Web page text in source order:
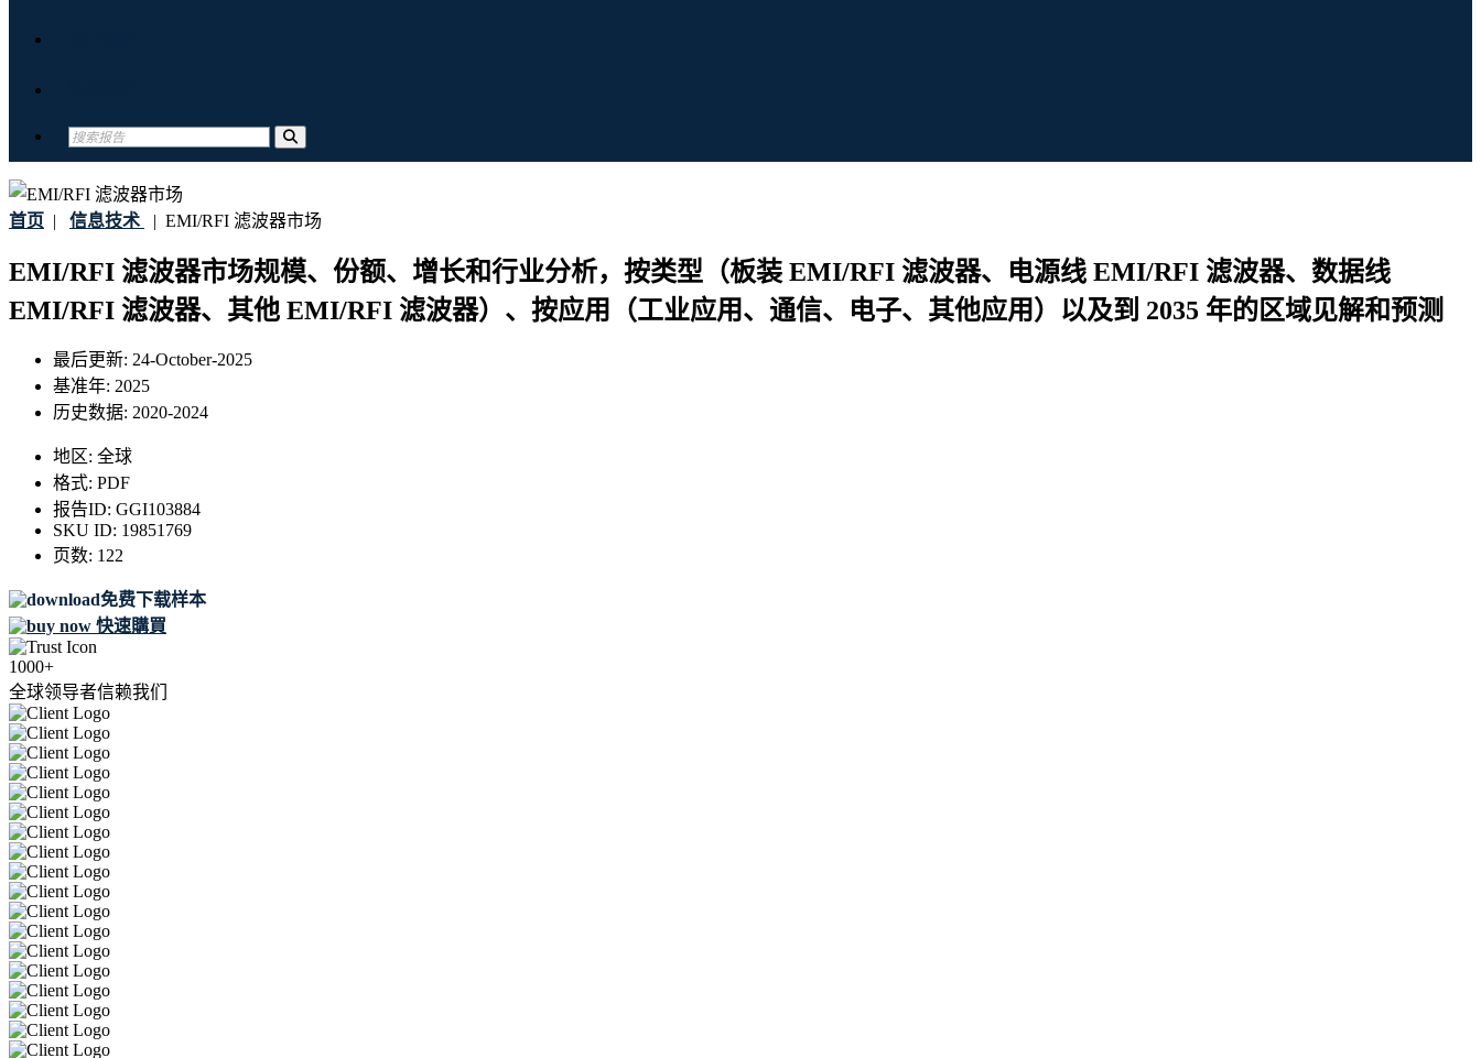
首页 | 信息技术 | EMI/RFI 滤波器市场
EMI/RFI 滤波器市场规模、份额、增长和行业分析，按类型（板装 EMI/RFI 滤波器、电源线 EMI/RFI 滤波器、数据线
EMI/RFI 滤波器、其他 EMI/RFI 滤波器）、按应用（工业应用、通信、电子、其他应用）以及到 2035 年的区域见解和预测
最后更新: 24-October-2025
基准年: 2025
历史数据: 2020-2024
地区: 全球
格式: PDF
报告ID: GGI103884
SKU ID: 19851769
页数: 122
免费下载样本
快速購買
1000+
全球领导者信赖我们